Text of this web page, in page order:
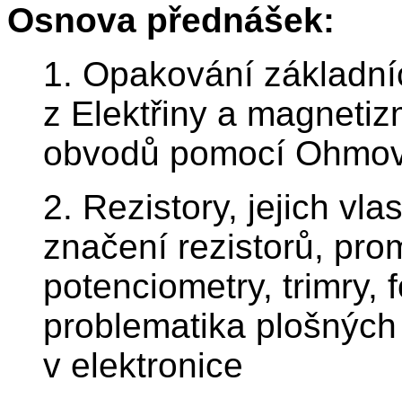
Osnova přednášek:
1. Opakování
z Elektřiny a
obvodů pomocí
2. Rezistory, jejich
značení rezistorů,
potenciometry, trimry,
problematika
v elektronice